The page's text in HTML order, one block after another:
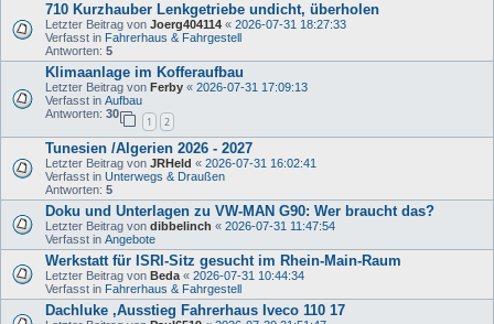
710 Kurzhauber Lenkgetriebe undicht, überholen
Letzter Beitrag von Joerg404114 « 2026-07-31 18:27:33
Verfasst in Fahrerhaus & Fahrgestell
Antworten: 5
Klimaanlage im Kofferaufbau
Letzter Beitrag von Ferby « 2026-07-31 17:09:13
Verfasst in Aufbau
Antworten: 30
1 2
Tunesien /Algerien 2026 - 2027
Letzter Beitrag von JRHeld « 2026-07-31 16:02:41
Verfasst in Unterwegs & Draußen
Antworten: 5
Doku und Unterlagen zu VW-MAN G90: Wer braucht das?
Letzter Beitrag von dibbelinch « 2026-07-31 11:47:54
Verfasst in Angebote
Werkstatt für ISRI-Sitz gesucht im Rhein-Main-Raum
Letzter Beitrag von Beda « 2026-07-31 10:44:34
Verfasst in Fahrerhaus & Fahrgestell
Dachluke ,Ausstieg Fahrerhaus Iveco 110 17